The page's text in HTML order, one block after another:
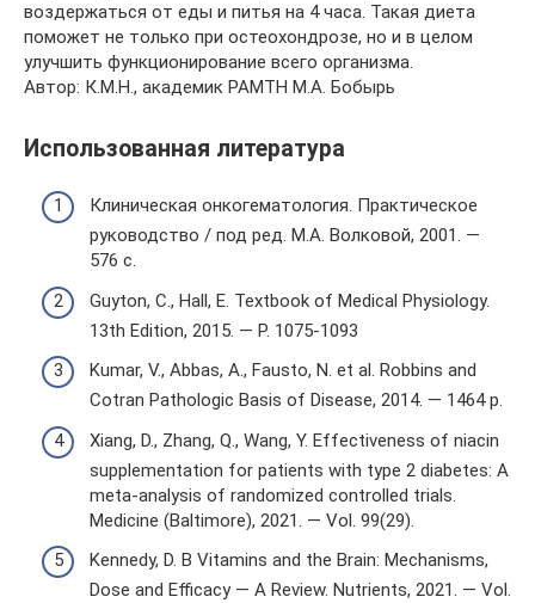
воздержаться от еды и питья на 4 часа. Такая диета
поможет не только при остеохондрозе, но и в целом
улучшить функционирование всего организма.
Автор: К.М.Н., академик РАМТН М.А. Бобырь
Использованная литература
Клиническая онкогематология. Практическое
руководство / под ред. М.А. Волковой, 2001. —
576 с.
Guyton, C., Hall, E. Textbook of Medical Physiology.
13th Edition, 2015. — P. 1075-1093
Kumar, V., Abbas, A., Fausto, N. et al. Robbins and
Cotran Pathologic Basis of Disease, 2014. — 1464 p.
Xiang, D., Zhang, Q., Wang, Y. Effectiveness of niacin
supplementation for patients with type 2 diabetes: A
meta-analysis of randomized controlled trials.
Medicine (Baltimore), 2021. — Vol. 99(29).
Kennedy, D. B Vitamins and the Brain: Mechanisms,
Dose and Efficacy — A Review. Nutrients, 2021. — Vol.